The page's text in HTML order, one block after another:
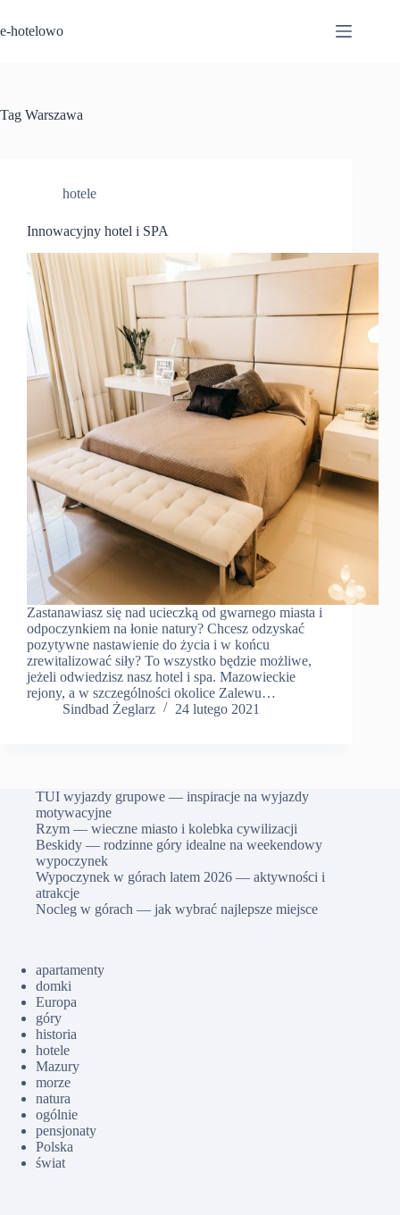
do
treści
e-hotelowo
Tag Warszawa
hotele
Innowacyjny hotel i SPA
Zastanawiasz się nad ucieczką od gwarnego miasta i
odpoczynkiem na łonie natury? Chcesz odzyskać
pozytywne nastawienie do życia i w końcu
zrewitalizować siły? To wszystko będzie możliwe,
jeżeli odwiedzisz nasz hotel i spa. Mazowieckie
rejony, a w szczególności okolice Zalewu…
Sindbad Żeglarz
24 lutego 2021
TUI wyjazdy grupowe — inspiracje na wyjazdy
motywacyjne
Rzym — wieczne miasto i kolebka cywilizacji
Beskidy — rodzinne góry idealne na weekendowy
wypoczynek
Wypoczynek w górach latem 2026 — aktywności i
atrakcje
Nocleg w górach — jak wybrać najlepsze miejsce
apartamenty
domki
Europa
góry
historia
hotele
Mazury
morze
natura
ogólnie
pensjonaty
Polska
świat